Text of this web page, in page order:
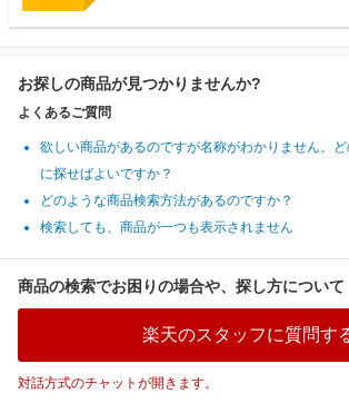
お探しの商品が見つかりませんか?
よくあるご質問
欲しい商品があるのですが名称がわかりません。ど
に探せばよいですか？
どのような商品検索方法があるのですか？
検索しても、商品が一つも表示されません
商品の検索でお困りの場合や、探し方について
楽天のスタッフに質問す
対話方式のチャットが開きます。